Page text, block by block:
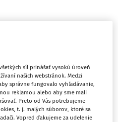
Mussa s názvom, ktorý v
na literárne a umelecké
k talianskemu
del Codice Civile
kolektívu tejto
síl prinášať vysokú úroveň
našich webstránok. Medzi
správne fungovalo vyhľadávanie,
reklamou alebo aby sme mali
Preto od Vás potrebujeme
t. j. malých súborov, ktoré sa
Vopred ďakujeme za udelenie